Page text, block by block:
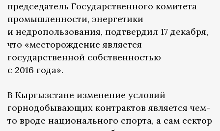
председатель Государственного комитета
промышленности, энергетики
и недропользования, подтвердил 17 декабря,
что «месторождение является
государственной собственностью
с 2016 года».
В Кыргызстане изменение условий
горнодобывающих контрактов является чем-
то вроде национального спорта, а сам сектор